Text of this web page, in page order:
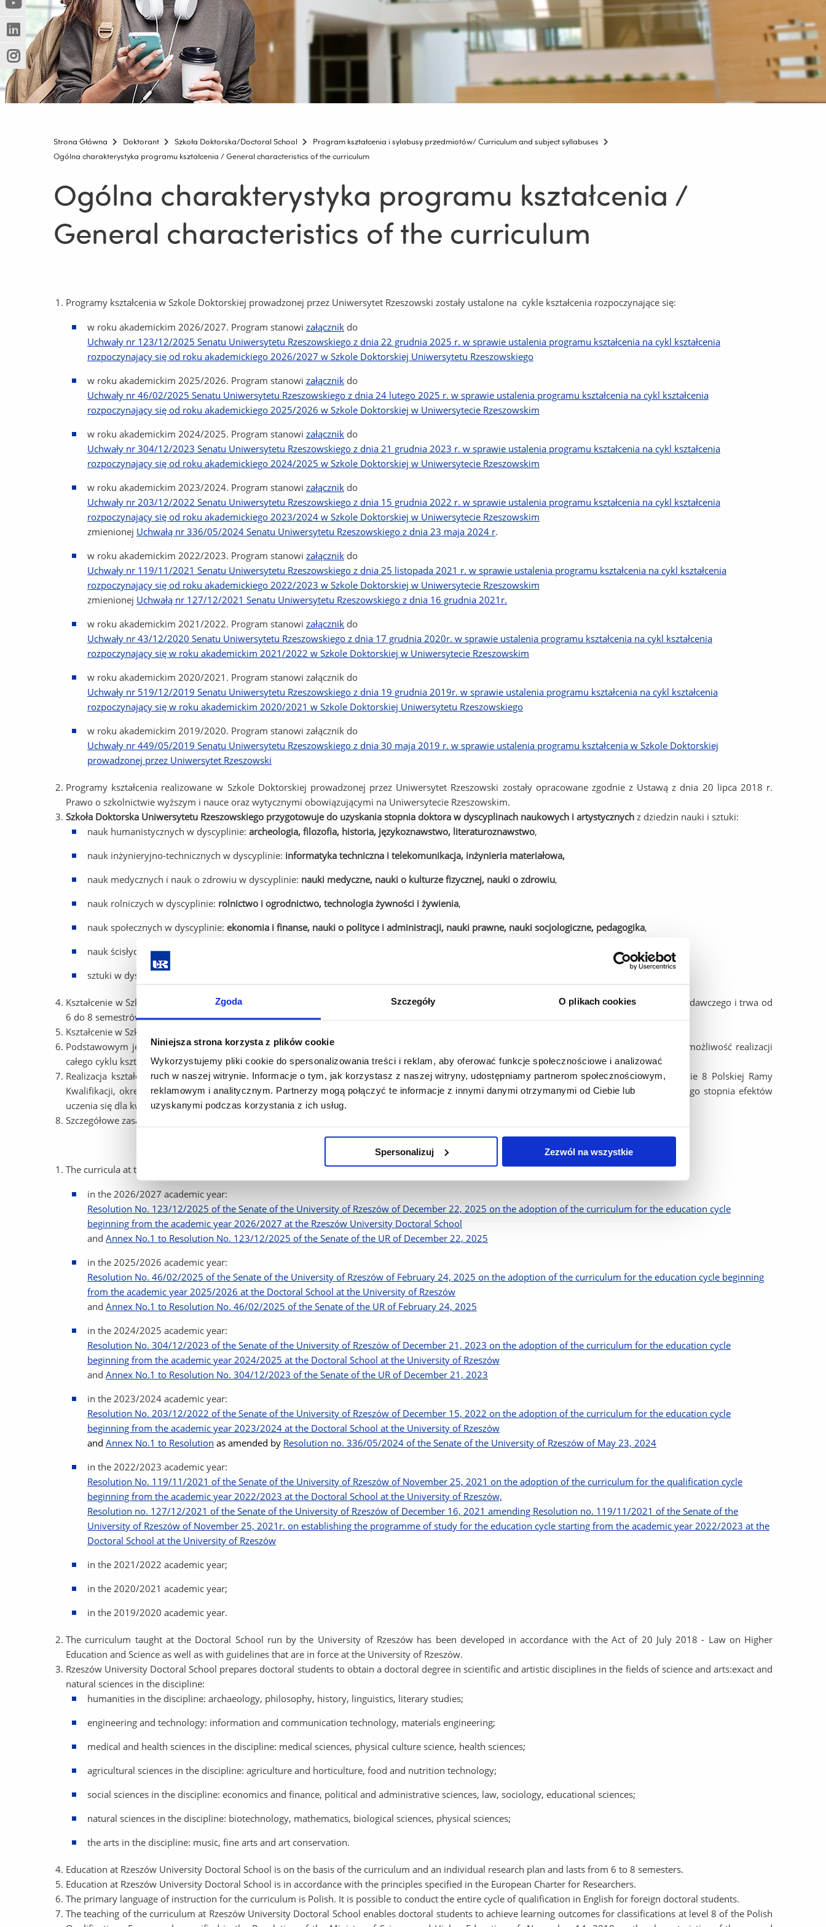
Zgoda Szczegóły O plikach cookies
Niniejsza strona korzysta z plików cookie
Wykorzystujemy pliki cookie do spersonalizowania treści i reklam, aby oferować funkcje społecznościowe i analizować
ruch w naszej witrynie. Informacje o tym, jak korzystasz z naszej witryny, udostępniamy partnerom społecznościowym,
reklamowym i analitycznym. Partnerzy mogą połączyć te informacje z innymi danymi otrzymanymi od Ciebie lub
uzyskanymi podczas korzystania z ich usług.
Spersonalizuj Zezwól na wszystkie
innej
strony)
(Nowe
okno)
(Link
do
innej
strony)
(Nowe
okno)
(Link
do
innej
strony)
(Nowe
okno)
(Link
do
innej
strony)
Strona Główna Doktorant Szkoła Doktorska/Doctoral School
Program kształcenia i sylabusy przedmiotów/ Curriculum and subject syllabuses
Ogólna charakterystyka programu kształcenia / General characteristics of the curriculum
Ogólna charakterystyka programu kształcenia /
General characteristics of the curriculum
Programy kształcenia w Szkole Doktorskiej prowadzonej przez Uniwersytet Rzeszowski zostały ustalone na cykle kształcenia rozpoczynające się:
w roku akademickim 2026/2027. Program stanowi załącznik do
Uchwały nr 123/12/2025 Senatu Uniwersytetu Rzeszowskiego z dnia 22 grudnia 2025 r. w sprawie ustalenia programu kształcenia na cykl kształcenia
rozpoczynający się od roku akademickiego 2026/2027 w Szkole Doktorskiej Uniwersytetu Rzeszowskiego
w roku akademickim 2025/2026. Program stanowi załącznik do
Uchwały nr 46/02/2025 Senatu Uniwersytetu Rzeszowskiego z dnia 24 lutego 2025 r. w sprawie ustalenia programu kształcenia na cykl kształcenia
rozpoczynający się od roku akademickiego 2025/2026 w Szkole Doktorskiej w Uniwersytecie Rzeszowskim
w roku akademickim 2024/2025. Program stanowi załącznik do
Uchwały nr 304/12/2023 Senatu Uniwersytetu Rzeszowskiego z dnia 21 grudnia 2023 r. w sprawie ustalenia programu kształcenia na cykl kształcenia
rozpoczynający się od roku akademickiego 2024/2025 w Szkole Doktorskiej w Uniwersytecie Rzeszowskim
w roku akademickim 2023/2024. Program stanowi załącznik do
Uchwały nr 203/12/2022 Senatu Uniwersytetu Rzeszowskiego z dnia 15 grudnia 2022 r. w sprawie ustalenia programu kształcenia na cykl kształcenia
rozpoczynający się od roku akademickiego 2023/2024 w Szkole Doktorskiej w Uniwersytecie Rzeszowskim
zmienionej Uchwałą nr 336/05/2024 Senatu Uniwersytetu Rzeszowskiego z dnia 23 maja 2024 r.
w roku akademickim 2022/2023. Program stanowi załącznik do
Uchwały nr 119/11/2021 Senatu Uniwersytetu Rzeszowskiego z dnia 25 listopada 2021 r. w sprawie ustalenia programu kształcenia na cykl kształcenia
rozpoczynający się od roku akademickiego 2022/2023 w Szkole Doktorskiej w Uniwersytecie Rzeszowskim
zmienionej Uchwałą nr 127/12/2021 Senatu Uniwersytetu Rzeszowskiego z dnia 16 grudnia 2021r.
w roku akademickim 2021/2022. Program stanowi załącznik do
Uchwały nr 43/12/2020 Senatu Uniwersytetu Rzeszowskiego z dnia 17 grudnia 2020r. w sprawie ustalenia programu kształcenia na cykl kształcenia
rozpoczynający się w roku akademickim 2021/2022 w Szkole Doktorskiej w Uniwersytecie Rzeszowskim
w roku akademickim 2020/2021. Program stanowi załącznik do
Uchwały nr 519/12/2019 Senatu Uniwersytetu Rzeszowskiego z dnia 19 grudnia 2019r. w sprawie ustalenia programu kształcenia na cykl kształcenia
rozpoczynający się w roku akademickim 2020/2021 w Szkole Doktorskiej Uniwersytetu Rzeszowskiego
w roku akademickim 2019/2020. Program stanowi załącznik do
Uchwały nr 449/05/2019 Senatu Uniwersytetu Rzeszowskiego z dnia 30 maja 2019 r. w sprawie ustalenia programu kształcenia w Szkole Doktorskiej
prowadzonej przez Uniwersytet Rzeszowski
Programy kształcenia realizowane w Szkole Doktorskiej prowadzonej przez Uniwersytet Rzeszowski zostały opracowane zgodnie z Ustawą z dnia 20 lipca 2018 r.
Prawo o szkolnictwie wyższym i nauce oraz wytycznymi obowiązującymi na Uniwersytecie Rzeszowskim.
Szkoła Doktorska Uniwersytetu Rzeszowskiego przygotowuje do uzyskania stopnia doktora w dyscyplinach naukowych i artystycznych z dziedzin nauki i sztuki:
nauk humanistycznych w dyscyplinie: archeologia, filozofia, historia, językoznawstwo, literaturoznawstwo,
nauk inżynieryjno-technicznych w dyscyplinie: informatyka techniczna i telekomunikacja, inżynieria materiałowa,
nauk medycznych i nauk o zdrowiu w dyscyplinie: nauki medyczne, nauki o kulturze fizycznej, nauki o zdrowiu,
nauk rolniczych w dyscyplinie: rolnictwo i ogrodnictwo, technologia żywności i żywienia,
nauk społecznych w dyscyplinie: ekonomia i finanse, nauki o polityce i administracji, nauki prawne, nauki socjologiczne, pedagogika,
nauk ścisłych i przyrodniczych w dyscyplinie:
sztuki w dyscyplinie:
Kształcenie w Szkole Doktorskiej Uniwersytetu Rzeszowskiego jest prowadzone na podstawie programu kształcenia oraz indywidualnego planu badawczego i trwa od
6 do 8 semestrów.
Kształcenie w Szkole Doktorskiej Uniwersytetu Rzeszowskiego jest prowadzone zgodnie z zasadami Europejskiej Karty Naukowca.
Podstawowym językiem, w którym prowadzony jest program kształcenia jest język polski. Dla doktorantek/doktorantów zagranicznych istnieje możliwość realizacji
całego cyklu kształcenia w języku angielskim.
Realizacja kształcenia w Szkole Doktorskiej Uniwersytetu Rzeszowskiego umożliwia osiągnięcie efektów uczenia się dla klasyfikacji na poziomie 8 Polskiej Ramy
Kwalifikacji, określonych Rozporządzeniem Ministra Nauki i Szkolnictwa Wyższego z dnia 14 listopada 2018 r. w sprawie charakterystyk drugiego stopnia efektów
uczenia się dla kwalifikacji na poziomach 6-8 Polskiej Ramy Kwalifikacji (Dz. U. z 2018 r. poz. 2218).
Szczegółowe zasady osiągania efektów uczenia się oraz formy ich oceny określają sylabusy poszczególnych przedmiotów.
The curricula at the Doctoral School run by the University of Rzeszów have been established for education cycles starting:
in the 2026/2027 academic year:
Resolution No. 123/12/2025 of the Senate of the University of Rzeszów of December 22, 2025 on the adoption of the curriculum for the education cycle
beginning from the academic year 2026/2027 at the Rzeszów University Doctoral School
and Annex No.1 to Resolution No. 123/12/2025 of the Senate of the UR of December 22, 2025
in the 2025/2026 academic year:
Resolution No. 46/02/2025 of the Senate of the University of Rzeszów of February 24, 2025 on the adoption of the curriculum for the education cycle beginning
from the academic year 2025/2026 at the Doctoral School at the University of Rzeszów
and Annex No.1 to Resolution No. 46/02/2025 of the Senate of the UR of February 24, 2025
in the 2024/2025 academic year:
Resolution No. 304/12/2023 of the Senate of the University of Rzeszów of December 21, 2023 on the adoption of the curriculum for the education cycle
beginning from the academic year 2024/2025 at the Doctoral School at the University of Rzeszów
and Annex No.1 to Resolution No. 304/12/2023 of the Senate of the UR of December 21, 2023
in the 2023/2024 academic year:
Resolution No. 203/12/2022 of the Senate of the University of Rzeszów of December 15, 2022 on the adoption of the curriculum for the education cycle
beginning from the academic year 2023/2024 at the Doctoral School at the University of Rzeszów
and Annex No.1 to Resolution as amended by Resolution no. 336/05/2024 of the Senate of the University of Rzeszów of May 23, 2024
in the 2022/2023 academic year:
Resolution No. 119/11/2021 of the Senate of the University of Rzeszów of November 25, 2021 on the adoption of the curriculum for the qualification cycle
beginning from the academic year 2022/2023 at the Doctoral School at the University of Rzeszów,
Resolution no. 127/12/2021 of the Senate of the University of Rzeszów of December 16, 2021 amending Resolution no. 119/11/2021 of the Senate of the
University of Rzeszów of November 25, 2021r. on establishing the programme of study for the education cycle starting from the academic year 2022/2023 at the
Doctoral School at the University of Rzeszów
in the 2021/2022 academic year;
in the 2020/2021 academic year;
in the 2019/2020 academic year.
The curriculum taught at the Doctoral School run by the University of Rzeszów has been developed in accordance with the Act of 20 July 2018 - Law on Higher
Education and Science as well as with guidelines that are in force at the University of Rzeszów.
Rzeszów University Doctoral School prepares doctoral students to obtain a doctoral degree in scientific and artistic disciplines in the fields of science and arts:exact and
natural sciences in the discipline:
humanities in the discipline: archaeology, philosophy, history, linguistics, literary studies;
engineering and technology: information and communication technology, materials engineering;
medical and health sciences in the discipline: medical sciences, physical culture science, health sciences;
agricultural sciences in the discipline: agriculture and horticulture, food and nutrition technology;
social sciences in the discipline: economics and finance, political and administrative sciences, law, sociology, educational sciences;
natural sciences in the discipline: biotechnology, mathematics, biological sciences, physical sciences;
the arts in the discipline: music, fine arts and art conservation.
Education at Rzeszów University Doctoral School is on the basis of the curriculum and an individual research plan and lasts from 6 to 8 semesters.
Education at Rzeszów University Doctoral School is in accordance with the principles specified in the European Charter for Researchers.
The primary language of instruction for the curriculum is Polish. It is possible to conduct the entire cycle of qualification in English for foreign doctoral students.
The teaching of the curriculum at Rzeszów University Doctoral School enables doctoral students to achieve learning outcomes for classifications at level 8 of the Polish